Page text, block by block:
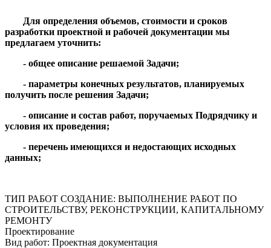
Для определения объемов, стоимости и сроков
разработки проектной и рабочей документации мы
предлагаем уточнить:
- общее описание решаемой Задачи;
- параметры конечных результатов, планируемых
получить после решения Задачи;
- описание и состав работ, поручаемых Подрядчику и
условия их проведения;
- перечень имеющихся и недостающих исходных
данных;
ТИП РАБОТ СОЗДАНИЕ: ВЫПОЛНЕНИЕ РАБОТ ПО
СТРОИТЕЛЬСТВУ, РЕКОНСТРУКЦИИ, КАПИТАЛЬНОМУ
РЕМОНТУ
Проектирование
Вид работ: Проектная документация